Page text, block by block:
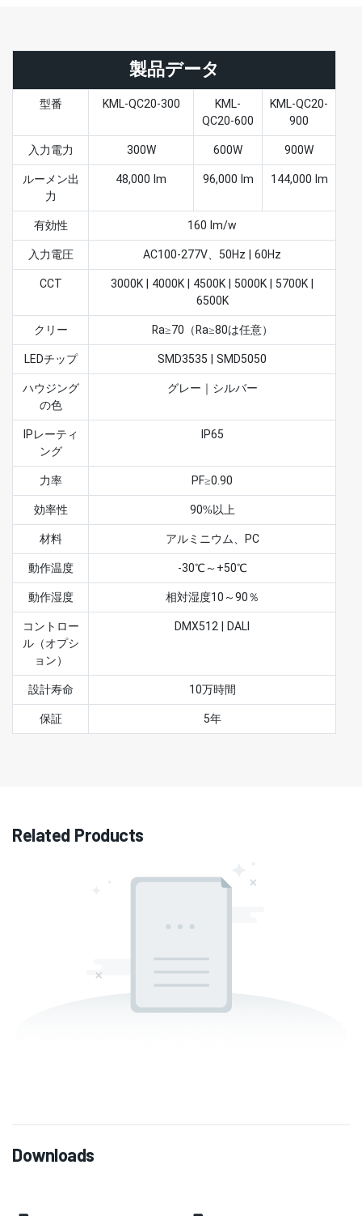
製品データ
型番 KML-QC20-300
KML-
QC20-600
KML-QC20-
900
入力電力
300W 600W
900W
ルーメン出
力
48,000 lm 96,000 lm 144,000 lm
有効性
160 lm/w
入力電圧
AC100-277V、50Hz | 60Hz
CCT
3000K | 4000K | 4500K | 5000K | 5700K |
6500K
クリー
Ra≥70（Ra≥80は任意）
LEDチップ
SMD3535 | SMD5050
ハウジング
の色
グレー｜シルバー
IPレーティ
ング
IP65
力率
PF≥0.90
効率性
90%以上
材料
アルミニウム、PC
動作温度
-30℃～+50℃
動作湿度
相対湿度10～90％
コントロー
ル（オプシ
ョン）
DMX512 | DALI
設計寿命
10万時間
保証
5年
Related Products
Downloads